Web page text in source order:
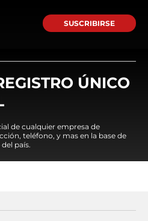
SUSCRIBIRSE
ÚNICO
de cualquier empresa de
teléfono, y mas en la base de
país.